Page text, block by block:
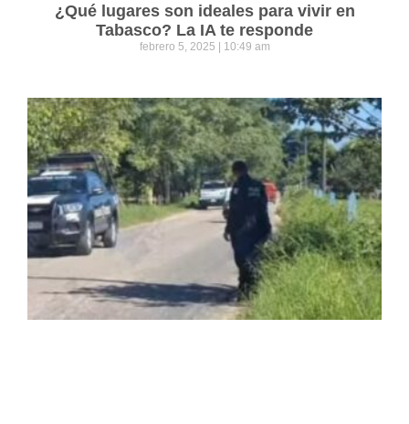
¿Qué lugares son ideales para vivir en
Tabasco? La IA te responde
febrero 5, 2025 10:49 am